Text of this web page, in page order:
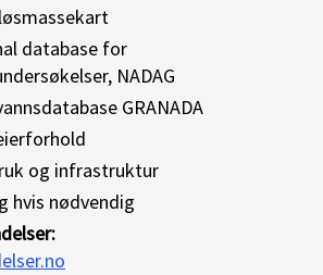
database for
NADAG
GRANADA
og infrastruktur
hvis nødvendig